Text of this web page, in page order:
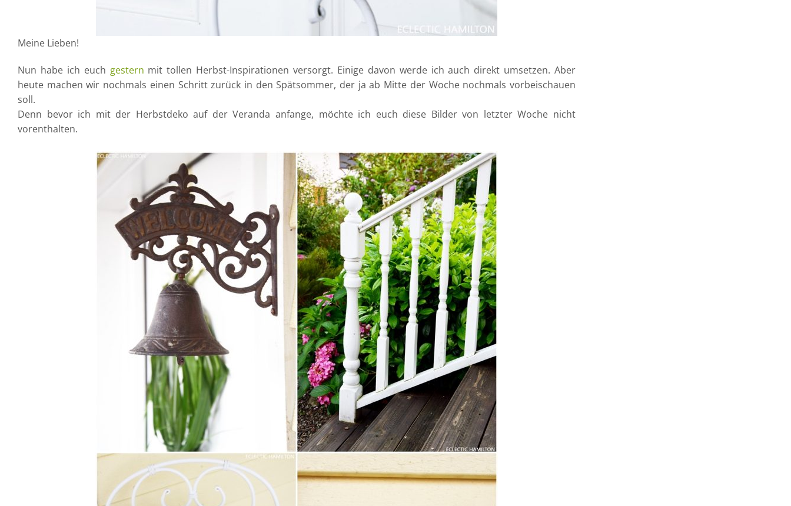
Meine Lieben!
Nun habe ich euch gestern mit tollen Herbst-Inspirationen versorgt. Einige davon werde ich auch direkt umsetzen. Aber
heute machen wir nochmals einen Schritt zurück in den Spätsommer, der ja ab Mitte der Woche nochmals vorbeischauen
soll.
Denn bevor ich mit der Herbstdeko auf der Veranda anfange, möchte ich euch diese Bilder von letzter Woche nicht
vorenthalten.